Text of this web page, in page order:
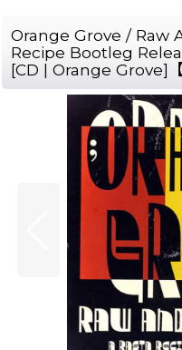
Orange Grove / Raw
Recipe Bootleg
[CD | Orange Grove]【